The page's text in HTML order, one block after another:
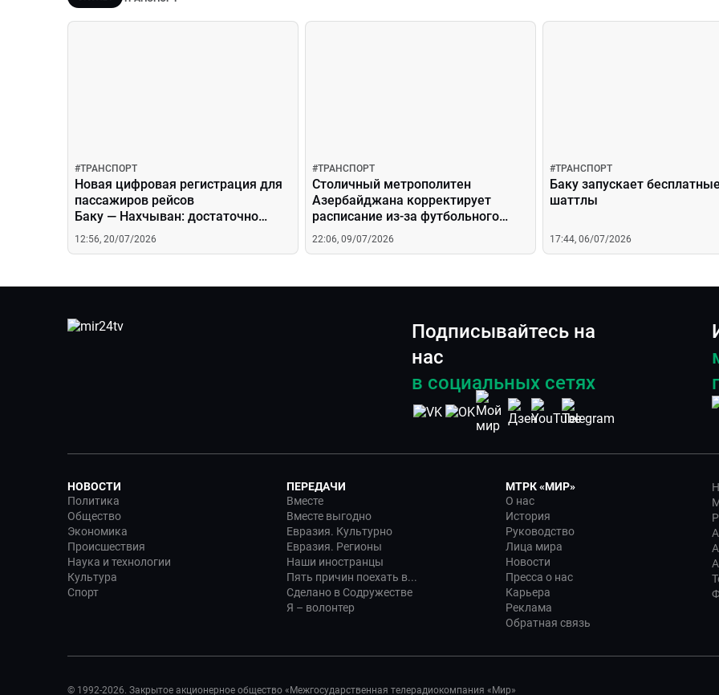
#ТРАНСПОРТ
Новая цифровая регистрация для
пассажиров рейсов
Баку — Нахчыван: достаточно
QR‑кода и приложения mygov
12:56, 20/07/2026
#ТРАНСПОРТ
Столичный метрополитен
Азербайджана корректирует
расписание из-за футбольного
матча
22:06, 09/07/2026
#ТРАНСПОРТ
Баку запускает
шаттлы
17:44, 06/07/2026
Подписывайтесь на
нас
в социальных сетях
НОВОСТИ
Политика
Общество
Экономика
Происшествия
Наука и технологии
Культура
Спорт
ПЕРЕДАЧИ
Вместе
Вместе выгодно
Евразия. Культурно
Евразия. Регионы
Наши иностранцы
Пять причин поехать в...
Сделано в Содружестве
Я – волонтер
МТРК «МИР»
О нас
История
Руководство
Лица мира
Новости
Пресса о нас
Карьера
Реклама
Обратная связь
© 1992-2026. Закрытое акционерное общество «Межгосударственная телерадиокомпания «Мир»